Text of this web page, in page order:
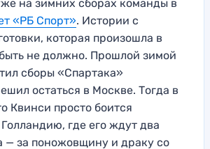
на зимних сборах команды в
«РБ Спорт». Истории с
которая произошла в
не должно. Прошлой зимой
сборы «Спартака»
остаться в Москве. Тогда в
Квинси просто боится
где его ждут два
— за поножовщину и драку со